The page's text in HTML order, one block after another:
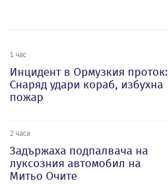
1 час
Инцидент в Ормузкия проток:
Снаряд удари кораб, избухна
пожар
2 часа
Задържаха подпалвача на
луксозния автомобил на
Митьо Очите